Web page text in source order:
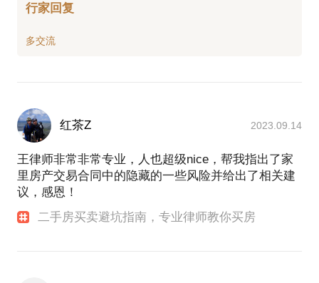
行家回复
红茶Z 2023.09.14
王律师非常非常专业，人也超级nice，帮我指出了家
里房产交易合同中的隐藏的一些风险并给出了相关建
议，感恩！
二手房买卖避坑指南，专业律师教你买房